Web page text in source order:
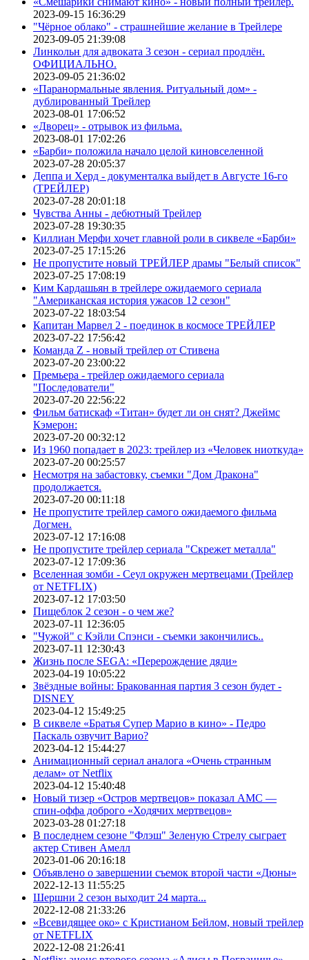
2023-09-15 16:36:29
"Чёрное облако" - страшнейшие желание в Трейлере
2023-09-05 21:39:08
Линкольн для адвоката 3 сезон - сериал продлён.
ОФИЦИАЛЬНО.
2023-09-05 21:36:02
«Паранормальные явления. Ритуальный дом» -
дублированный Трейлер
2023-08-01 17:06:52
«Дворец» - отрывок из фильма.
2023-08-01 17:02:26
«Барби» положила начало целой киновселенной
2023-07-28 20:05:37
Деппа и Херд - документалка выйдет в Августе 16-го
(ТРЕЙЛЕР)
2023-07-28 20:01:18
Чувства Анны - дебютный Трейлер
2023-07-28 19:30:35
Киллиан Мерфи хочет главной роли в сиквеле «Барби»
2023-07-25 17:15:26
Не пропустите новый ТРЕЙЛЕР драмы "Белый список"
2023-07-25 17:08:19
Ким Кардашьян в трейлере ожидаемого сериала
"Американская история ужасов 12 сезон"
2023-07-22 18:03:54
Капитан Марвел 2 - поединок в космосе ТРЕЙЛЕР
2023-07-22 17:56:42
Команда Z - новый трейлер от Стивена
2023-07-20 23:00:22
Премьера - трейлер ожидаемого сериала
"Последователи"
2023-07-20 22:56:22
Фильм батискаф «Титан» будет ли он снят? Джеймс
Кэмерон:
2023-07-20 00:32:12
Из 1960 попадает в 2023: трейлер из «Человек ниоткуда»
2023-07-20 00:25:57
Несмотря на забастовку, съемки "Дом Дракона"
продолжается.
2023-07-20 00:11:18
Не пропустите трейлер самого ожидаемого фильма
Догмен.
2023-07-12 17:16:08
Не пропустите трейлер сериала "Скрежет металла"
2023-07-12 17:09:36
Вселенная зомби - Сеул окружен мертвецами (Трейлер
от NETFLIX)
2023-07-12 17:03:50
Пищеблок 2 сезон - о чем же?
2023-07-11 12:36:05
"Чужой" с Кэйли Спэнси - съемки закончились..
2023-07-11 12:30:43
Жизнь после SEGA: «Перерождение дяди»
2023-04-19 10:05:22
Звёздные войны: Бракованная партия 3 сезон будет -
DISNEY
2023-04-12 15:49:25
В сиквеле «Братья Супер Марио в кино» - Педро
Паскаль озвучит Варио?
2023-04-12 15:44:27
Анимационный сериал аналога «Очень странным
делам» от Netflix
2023-04-12 15:40:48
Новый тизер «Остров мертвецов» показал АМС —
спин-оффа доброго «Ходячих мертвецов»
2023-03-28 01:27:18
В последнем сезоне "Флэш" Зеленую Стрелу сыграет
актер Стивен Амелл
2023-01-06 20:16:18
Объявлено о завершении съемок второй части «Дюны»
2022-12-13 11:55:25
Шершни 2 сезон выходит 24 марта...
2022-12-08 21:33:26
«Всевидящее око» с Кристианом Бейлом, новый трейлер
от NETFLIX
2022-12-08 21:26:41